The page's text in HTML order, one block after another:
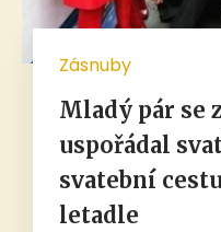
Zásnuby
Mladý pár se
uspořádal
svatební
letadle